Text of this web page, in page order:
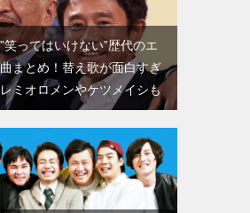
笑ってはいけない”歴代のエ
まとめ！替え歌が面白すぎ
ミオロメンやケツメイシも